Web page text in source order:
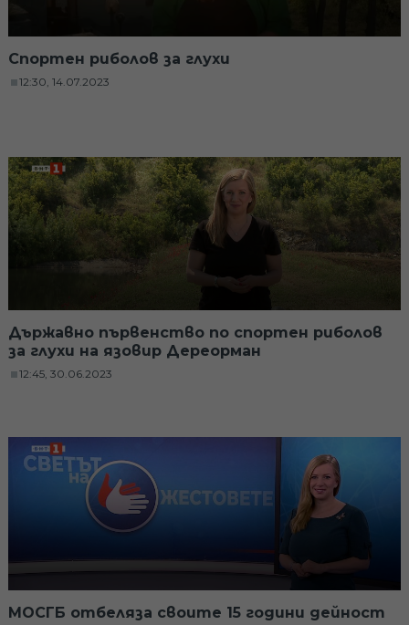
Спортен риболов за глухи
12:30, 14.07.2023
Държавно първенство по спортен риболов
за глухи на язовир Дереорман
12:45, 30.06.2023
МОСГБ отбеляза своите 15 години дейност